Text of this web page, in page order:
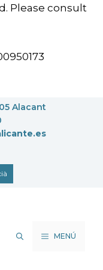
Please consult
Alacant
MENÚ